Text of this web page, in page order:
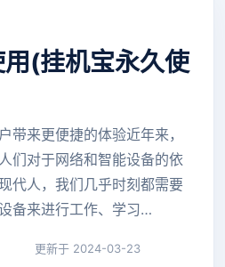
(挂机宝永久使
带来更便捷的体验近年来，
们对于网络和智能设备的依
代人，我们几乎时刻都需要
备来进行工作、学习…
更新于 2024-03-23